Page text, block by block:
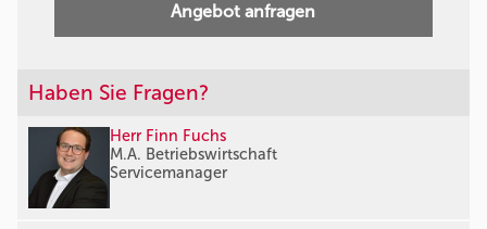
Angebot anfragen
Haben Sie Fragen?
Herr Finn Fuchs
M.A. Betriebswirtschaft
Servicemanager